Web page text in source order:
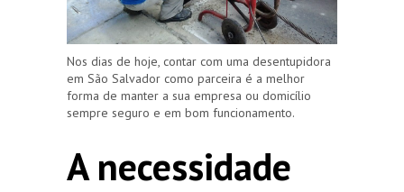
Nos dias de hoje, contar com uma desentupidora
em São Salvador como parceira é a melhor
forma de manter a sua empresa ou domicílio
sempre seguro e em bom funcionamento.
A necessidade